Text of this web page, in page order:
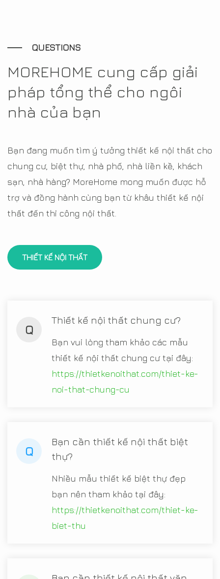
QUESTIONS
MOREHOME cung cấp giải
pháp tổng thể cho ngôi
nhà của bạn
Bạn đang muốn tìm ý tưởng thiết kế nội thất cho
chung cư, biệt thự, nhà phố, nhà liền kề, khách
sạn, nhà hàng? MoreHome mong muốn được hỗ
trợ và đồng hành cùng bạn từ khâu thiết kế nội
thất đến thi công nội thất.
THIẾT KẾ NỘI THẤT
Q
Thiết kế nội thất chung cư?
Bạn vui lòng tham khảo các mẫu
thiết kế nội thất chung cư tại đây:
https://thietkenoithat.com/thiet-ke-
noi-that-chung-cu
Q
Bạn cần thiết kế nội thất biệt
thự?
Nhiều mẫu thiết kế biệt thự đẹp
bạn nên tham khảo tại đây:
https://thietkenoithat.com/thiet-ke-
biet-thu